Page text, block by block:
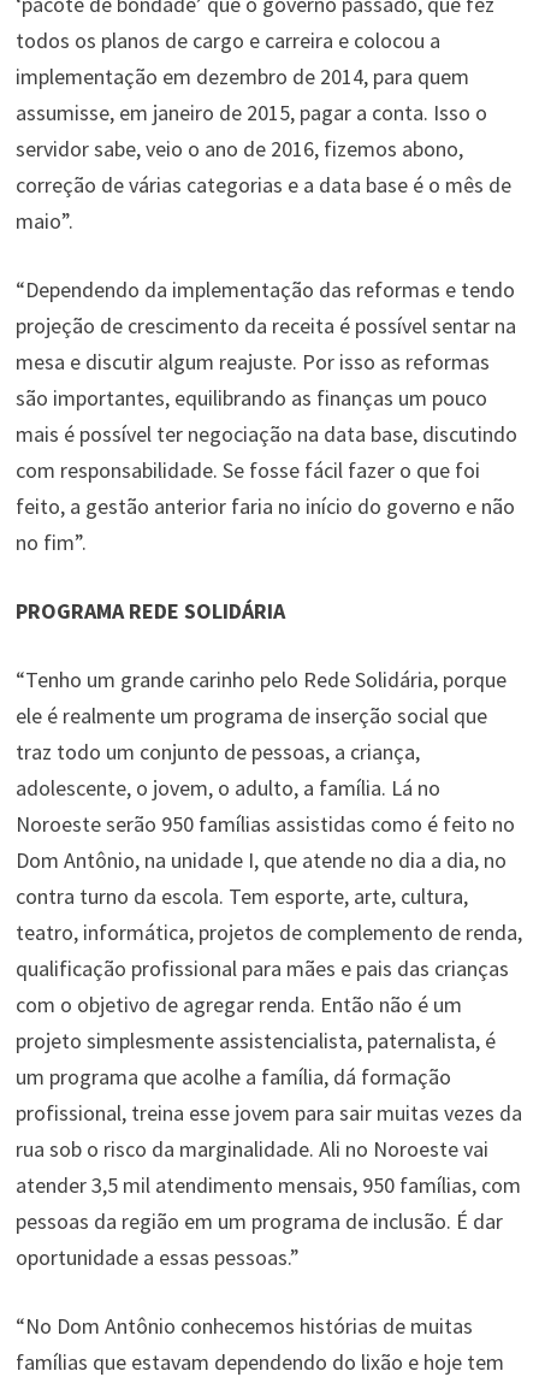
todos os planos de cargo e carreira e colocou a
implementação em dezembro de 2014, para quem
assumisse, em janeiro de 2015, pagar a conta. Isso o
servidor sabe, veio o ano de 2016, fizemos abono,
correção de várias categorias e a data base é o mês de
maio”.
“Dependendo da implementação das reformas e tendo
projeção de crescimento da receita é possível sentar na
mesa e discutir algum reajuste. Por isso as reformas
são importantes, equilibrando as finanças um pouco
mais é possível ter negociação na data base, discutindo
com responsabilidade. Se fosse fácil fazer o que foi
feito, a gestão anterior faria no início do governo e não
no fim”.
PROGRAMA REDE SOLIDÁRIA
“Tenho um grande carinho pelo Rede Solidária, porque
ele é realmente um programa de inserção social que
traz todo um conjunto de pessoas, a criança,
adolescente, o jovem, o adulto, a família. Lá no
Noroeste serão 950 famílias assistidas como é feito no
Dom Antônio, na unidade I, que atende no dia a dia, no
contra turno da escola. Tem esporte, arte, cultura,
teatro, informática, projetos de complemento de renda,
qualificação profissional para mães e pais das crianças
com o objetivo de agregar renda. Então não é um
projeto simplesmente assistencialista, paternalista, é
um programa que acolhe a família, dá formação
profissional, treina esse jovem para sair muitas vezes da
rua sob o risco da marginalidade. Ali no Noroeste vai
atender 3,5 mil atendimento mensais, 950 famílias, com
pessoas da região em um programa de inclusão. É dar
oportunidade a essas pessoas.”
“No Dom Antônio conhecemos histórias de muitas
famílias que estavam dependendo do lixão e hoje tem